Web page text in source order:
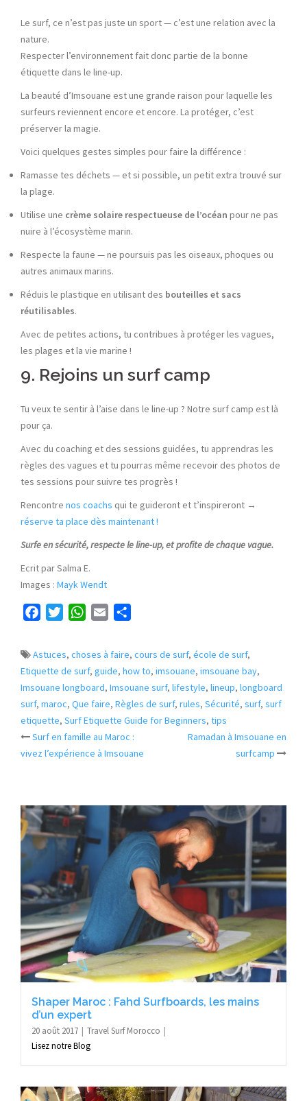
Le surf, ce n’est pas juste un sport — c’est une relation avec la
nature.
Respecter l’environnement fait donc partie de la bonne
étiquette dans le line-up.
La beauté d’Imsouane est une grande raison pour laquelle les
surfeurs reviennent encore et encore. La protéger, c’est
préserver la magie.
Voici quelques gestes simples pour faire la différence :
Ramasse tes déchets — et si possible, un petit extra trouvé sur
la plage.
Utilise une crème solaire respectueuse de l’océan pour ne pas
nuire à l’écosystème marin.
Respecte la faune — ne poursuis pas les oiseaux, phoques ou
autres animaux marins.
Réduis le plastique en utilisant des bouteilles et sacs
réutilisables.
Avec de petites actions, tu contribues à protéger les vagues,
les plages et la vie marine !
9. Rejoins un surf camp
Tu veux te sentir à l’aise dans le line-up ? Notre surf camp est là
pour ça.
Avec du coaching et des sessions guidées, tu apprendras les
règles des vagues et tu pourras même recevoir des photos de
tes sessions pour suivre tes progrès !
Rencontre nos coachs qui te guideront et t’inspireront →
réserve ta place dès maintenant !
Surfe en sécurité, respecte le line-up, et profite de chaque vague.
Ecrit par Salma E.
Images : Mayk Wendt
FacebookTwitterWhatsApp
Email
Astuces, choses à faire, cours de surf, école de surf,
Etiquette de surf, guide, how to, imsouane, imsouane bay,
Imsouane longboard, Imsouane surf, lifestyle, lineup, longboard
surf, maroc, Que faire, Règles de surf, rules, Sécurité, surf, surf
etiquette, Surf Etiquette Guide for Beginners, tips
Post
navigation
Surf en famille au Maroc :
vivez l’expérience à Imsouane
Ramadan à Imsouane en
surfcamp
Shaper Maroc : Fahd Surfboards, les mains
d’un expert
20 août 2017
Travel Surf Morocco
Lisez notre Blog